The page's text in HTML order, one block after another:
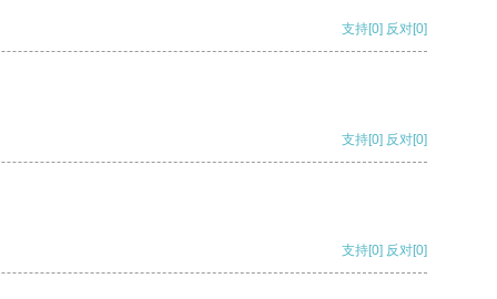
支持[0] 反对[0]
支持[0] 反对[0]
支持[0] 反对[0]